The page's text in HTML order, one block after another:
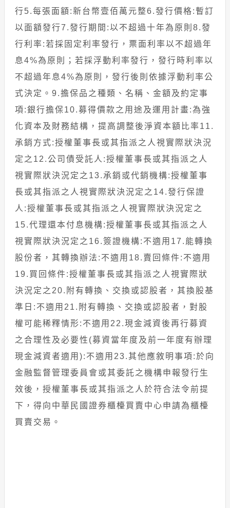
行5.每張面額:新台幣壹佰萬元整6.發行價格:暫訂
以面額發行7.發行期間:以不超過十年為原則8.發
行利率:若採固定利率發行，票面利率以不超過年
息4%為原則；若採浮動利率發行，發行時利率以
不超過年息4%為原則，發行後則依據浮動利率公
式決定。9.擔保品之種類、名稱、金額及約定事
項:銀行擔保10.募得價款之用途及運用計畫:為強
化資本及財務結構，提高調整後淨資本額比率11.
承銷方式:授權董事長或其指派之人視實際狀決況
定之12.公司債受託人:授權董事長或其指派之人
視實際狀決況定之13.承銷或代銷機構:授權董事
長或其指派之人視實際狀決況定之14.發行保證
人:授權董事長或其指派之人視實際狀決況定之
15.代理還本付息機構:授權董事長或其指派之人
視實際狀決況定之16.簽證機構:不適用17.能轉換
股份者，其轉換辦法:不適用18.賣回條件:不適用
19.買回條件:授權董事長或其指派之人視實際狀
決況定之20.附有轉換、交換或認股者，其換股基
準日:不適用21.附有轉換、交換或認股者，對股
權可能稀釋情形:不適用22.現金減資後再行募資
之合理性及必要性(募資當年度及前一年度有辦理
現金減資者適用):不適用23.其他應敘明事項:於向
金融監督管理委員會或其委託之機構申報發行生
效後，授權董事長或其指派之人於符合法令前提
下，得向中華民國證券櫃檯買賣中心申請為櫃檯
買賣交易。